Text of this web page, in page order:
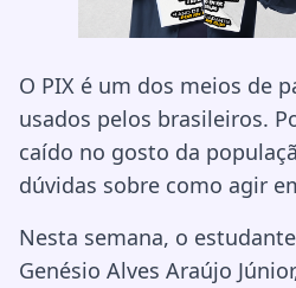
O PIX é um dos meios de
usados pelos brasileiros.
caído no gosto da
dúvidas sobre como agir
Nesta semana, o
Genésio Alves Araújo